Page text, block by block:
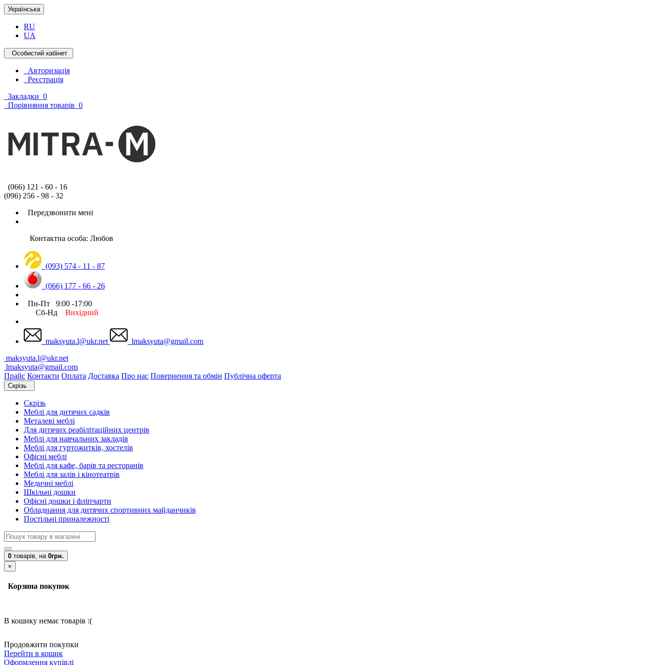
Українська
RU
UA
Особистий кабінет
Авторизація
Реєстрація
Закладки 0
Порівняння товарів 0
(066) 121 - 60 - 16
(096) 256 - 98 - 32
Передзвонити мені
Контактна особа: Любов
(093) 574 - 11 - 87
(066) 177 - 66 - 26
Пн-Пт 9:00 -17:00
Сб-Нд Вихідний
maksyuta.l@ukr.net
lmaksyuta@gmail.com
maksyuta.l@ukr.net
lmaksyuta@gmail.com
Прайс Контакти Оплата Доставка Про нас Повернення та обмін Публічна оферта
Скрізь
Скрізь
Меблі для дитячих садків
Металеві меблі
Для дитячих реабілітаційних центрів
Меблі для навчальних закладів
Меблі для гуртожитків, хостелів
Офісні меблі
Меблі для кафе, барів та ресторанів
Меблі для залів і кінотеатрів
Медичні меблі
Шкільні дошки
Офісні дошки і фліпчарти
Обладнання для дитячих спортивних майданчиків
Постільні приналежності
0 товарів, на 0грн.
×
Корзина покупок
В кошику немає товарів :(
Продовжити покупки
Перейти в кошик
Оформлення купівлі